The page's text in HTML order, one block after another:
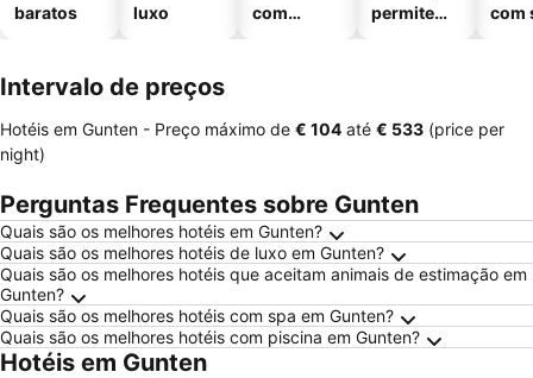
baratos
luxo
com
permitem
com
Intervalo de preços
Hotéis em Gunten - Preço máximo de ‎€ 104 até ‎€ 533 (price per
night)
Perguntas Frequentes sobre Gunten
Quais são os melhores hotéis em Gunten?
Quais são os melhores hotéis de luxo em Gunten?
Quais são os melhores hotéis que aceitam animais de estimação em
Gunten?
Quais são os melhores hotéis com spa em Gunten?
Quais são os melhores hotéis com piscina em Gunten?
Hotéis em Gunten